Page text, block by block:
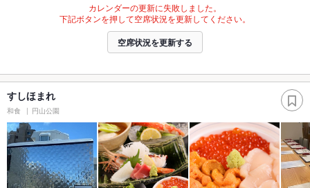
カレンダーの更新に失敗しました。
下記ボタンを押して空席状況を更新してください。
空席状況を更新する
すしほまれ
和食 円山公園